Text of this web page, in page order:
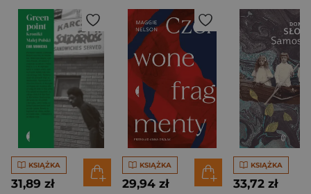
KSIĄŻKA
31,89 zł
KSIĄŻKA
29,94 zł
KSIĄŻKA
33,72 zł